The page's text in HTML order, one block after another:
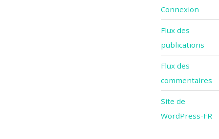
Connexion
Flux des
publications
Flux des
commentaires
Site de
WordPress-FR